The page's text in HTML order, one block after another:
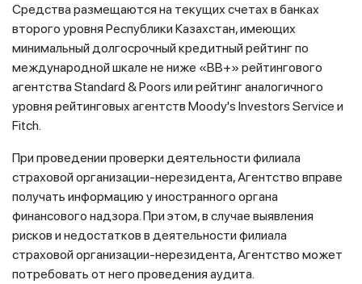
Средства размещаются на текущих счетах в банках
второго уровня Республики Казахстан, имеющих
минимальный долгосрочный кредитный рейтинг по
международной шкале не ниже «ВВ+» рейтингового
агентства Standard & Poors или рейтинг аналогичного
уровня рейтинговых агентств Moody's Investors Service и
Fitch.
При проведении проверки деятельности филиала
страховой организации-нерезидента, Агентство вправе
получать информацию у иностранного органа
финансового надзора. При этом, в случае выявления
рисков и недостатков в деятельности филиала
страховой организации-нерезидента, Агентство может
потребовать от него проведения аудита.